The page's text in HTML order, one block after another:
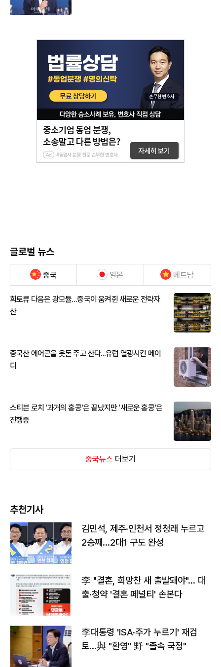
글로벌 뉴스
중국 일본 베트남
희토류 다음은 광모듈…중국이 움켜쥔 새로운 전략자
산
중국산 에어콘을 웃돈 주고 산다...유럽 열광시킨 메이
디
스티븐 로치 '과거의 홍콩'은 끝났지만 '새로운 홍콩'은
진행중
중국뉴스 더보기
추천기사
김민석, 제주·인천서 정청래 누르고
2승째…2대1 구도 완성
李 "결혼, 희망찬 새 출발돼야"… 대
출·청약 '결혼 페널티' 손본다
李대통령 'ISA·주가 누르기' 재검
토…與 "환영" 野 "졸속 국정"